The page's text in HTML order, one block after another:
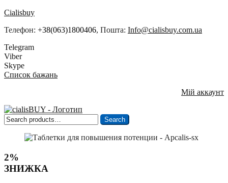
Cialisbuy
Телефон: +38(063)1800406, Пошта: Info@cialisbuy.com.ua
Telegram
Viber
Skype
Список бажань
Мій аккаунт
Search
for:
Search
2%
ЗНИЖКА